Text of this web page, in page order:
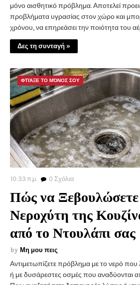
μόνο αισθητικό πρόβλημα. Αποτελεί
προβλήματα υγρασίας στον χώρο και
χρόνου, να επηρεάσει την ποιότητα του
Δες τη συνταγή »
ΦΤΙΆΞΕ ΤΟ ΜΌΝΟΣ ΣΟΥ
10:33 π.μ. 0 Σχόλια
Πώς να Ξεβουλώσετε
Νεροχύτη της
από το Ντουλάπι σας
Μη μου πεις
Αντιμετωπίζετε πρόβλημα με το νερό που
ή με δυσάρεστες οσμές που αναδύονται